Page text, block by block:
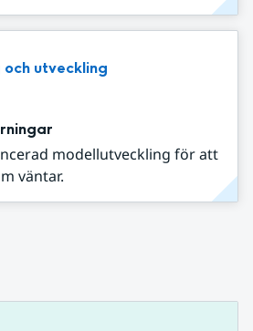
och utveckling
modellutveckling för att
väntar.